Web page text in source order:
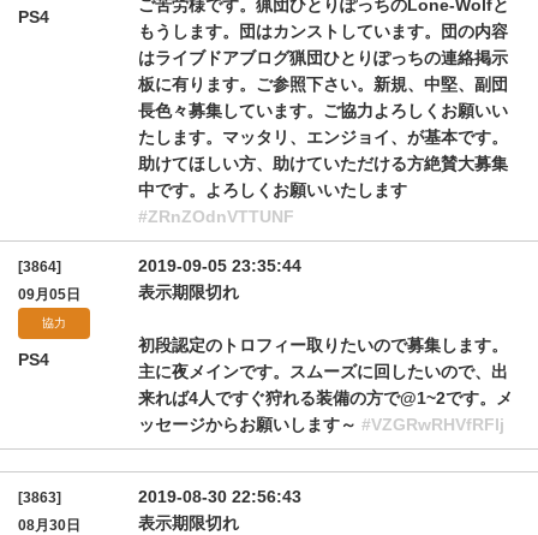
PS4
ご苦労様です。猟団ひとりぽっちのLone-Wolfと
もうします。団はカンストしています。団の内容
はライブドアブログ猟団ひとりぽっちの連絡掲示
板に有ります。ご参照下さい。新規、中堅、副団
長色々募集しています。ご協力よろしくお願いい
たします。マッタリ、エンジョイ、が基本です。
助けてほしい方、助けていただける方絶賛大募集
中です。よろしくお願いいたします
#ZRnZOdnVTTUNF
[3864]
09月05日
協力
PS4
2019-09-05 23:35:44
表示期限切れ
初段認定のトロフィー取りたいので募集します。
主に夜メインです。スムーズに回したいので、出
来れば4人ですぐ狩れる装備の方で@1~2です。メ
ッセージからお願いします～ #VZGRwRHVfRFlj
[3863]
08月30日
2019-08-30 22:56:43
表示期限切れ